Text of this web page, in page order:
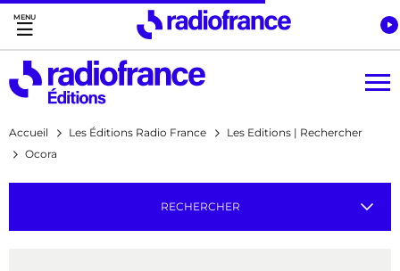
Accès direct :
Menu principal
Contenu
Accueil Les Éditions Radio France
Les Editions | Rechercher
Ocora
RECHERCHER